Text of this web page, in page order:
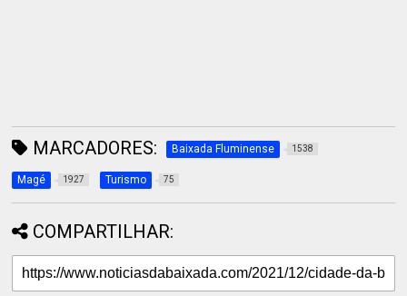
MARCADORES: Baixada Fluminense 1538
Magé 1927 Turismo 75
COMPARTILHAR: